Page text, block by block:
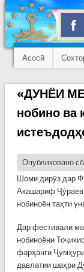
Асосӣ
«ДУНЁИ
нобино ва
Опубликовано
Шоми дирӯз дар
Акашариф Ҷӯраев
нобиноён таҳти
Дар фестивали
нобиноёни
фарҳанги
давлатии шаҳри